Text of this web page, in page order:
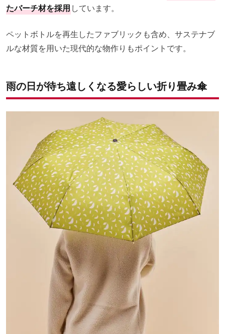
たバーチ材を採用しています。
ペットボトルを再生したファブリックも含め、サステナブ
ルな材質を用いた現代的な物作りもポイントです。
雨の日が待ち遠しくなる愛らしい折り畳み傘